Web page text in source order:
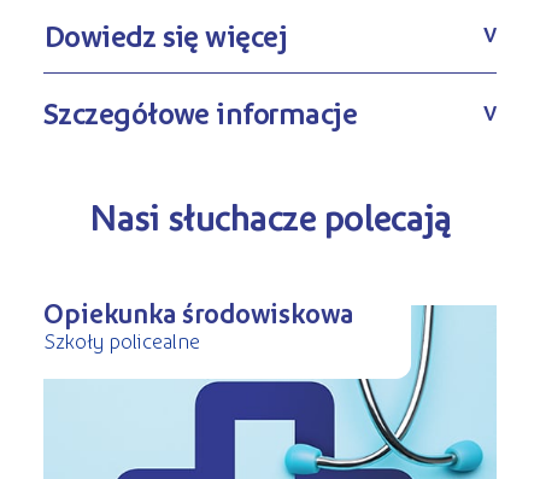
Dowiedz się więcej V
Szczegółowe informacje V
Nasi słuchacze polecają
Opiekunka środowiskowa
Szkoły policealne